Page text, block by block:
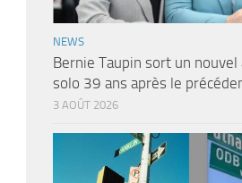
NEWS
Bernie Taupin sort un nouvel
solo 39 ans après le
3 AOÛT 2026